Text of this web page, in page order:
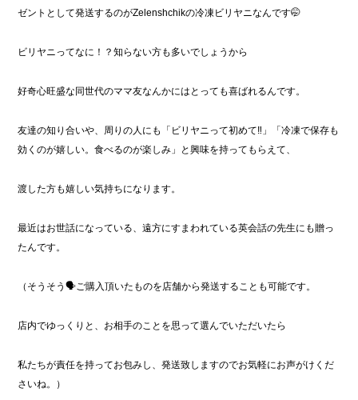
ゼントとして発送するのがZelenshchikの冷凍ビリヤニなんです🤭
ビリヤニってなに！？知らない方も多いでしょうから
好奇心旺盛な同世代のママ友なんかにはとっても喜ばれるんです。
友達の知り合いや、周りの人にも「ビリヤニって初めて‼︎」「冷凍で保存も
効くのが嬉しい。食べるのが楽しみ」と興味を持ってもらえて、
渡した方も嬉しい気持ちになります。
最近はお世話になっている、遠方にすまわれている英会話の先生にも贈っ
たんです。
（そうそう🗣️ご購入頂いたものを店舗から発送することも可能です。
店内でゆっくりと、お相手のことを思って選んでいただいたら
私たちが責任を持ってお包みし、発送致しますのでお気軽にお声がけくだ
さいね。）